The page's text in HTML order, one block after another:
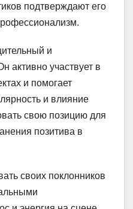
подтверждают его
и
активно участвует в
и помогает
и влияние
свою позицию для
позитива в
своих поклонников